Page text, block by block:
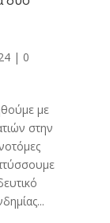
| 0
με
στην